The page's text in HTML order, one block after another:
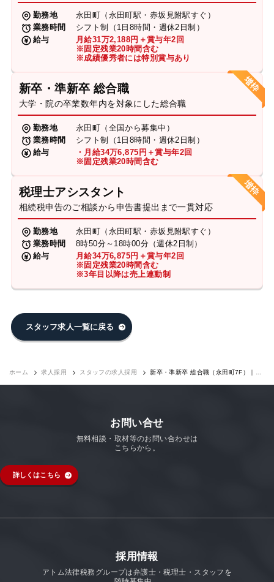
勤務地
永田町（永田町駅・赤坂見附駅すぐ）
業務時間
シフト制（1日8時間・週休2日制）
給与
月給31万2,188円＋賞与年2回
※固定残業20時間含む
※成績優秀者には特別賞与あり
新卒・準新卒 総合職
大学・院の卒業数年内を対象にした総合職
勤務地
永田町（全国から募集中）
業務時間
シフト制（1日8時間・週休2日制）
給与
・月給34万6,875円＋賞与年2回
※固定残業20時間含む
税理士アシスタント
相続税申告のご相談から申告書提出まで一貫対応
勤務地
永田町（永田町駅・赤坂見附駅すぐ）
業務時間
8時50分～18時00分（週休2日制）
給与
月給34万6,875円＋賞与年2回
※固定残業20時間含む
※3年目以降は売上連動制
スタッフ求人一覧に戻る
ホーム 求人採用 スタッフの求人採用
新卒・準新卒 総合職（永田町7F）｜求
お問い合せ
無料相談・取材等のお問い合わせは
こちらから。
詳しくはこちら
採用情報
アトム法律税務グループは弁護士・税理士・スタッフを